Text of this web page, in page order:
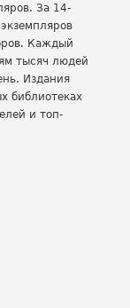
За 14-
Каждый
тысяч людей
Издания
библиотеках
и топ-